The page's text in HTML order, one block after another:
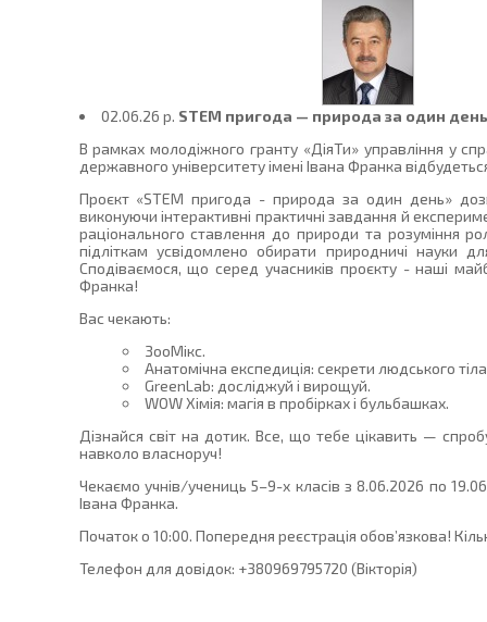
02.06.26 p. STEM пригода — природа за один день
В рамках молодіжного гранту «ДіяТи» управління у
державного університету імені Івана Франка
Проєкт «STEM пригода - природа за один день»
виконуючи інтерактивні практичні завдання й
раціонального ставлення до природи та розуміння
підліткам усвідомлено обирати природничі науки
Сподіваємося, що серед учасників проєкту - наші
Франка!
Вас чекають:
ЗооМікс.
Анатомічна експедиція: секрети людського
GreenLab: досліджуй і вирощуй.
WOW Хімія: магія в пробірках і бульбашках.
Дізнайся світ на дотик. Все, що тебе цікавить —
навколо власноруч!
Чекаємо учнів/учениць 5–9-х класів з 8.06.2026 по
Івана Франка.
Початок о 10:00. Попередня реєстрація обов’язкова!
Телефон для довідок: +380969795720 (Вікторія)